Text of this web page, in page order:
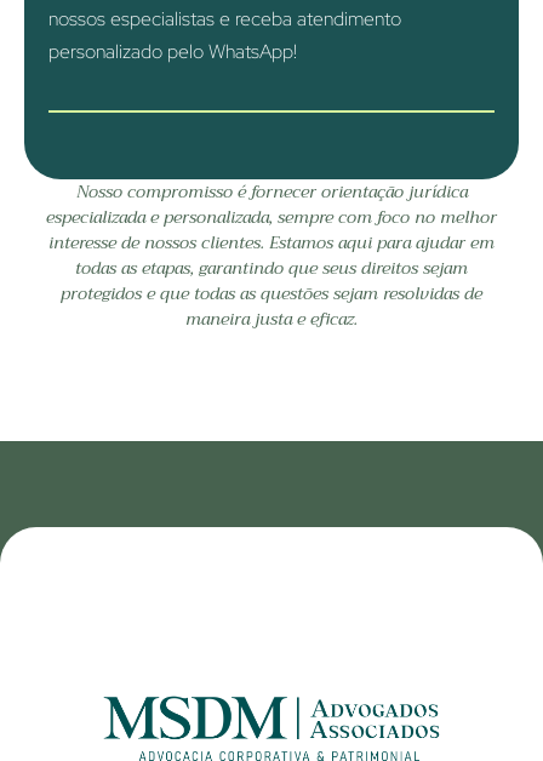
nossos especialistas e receba atendimento
personalizado pelo WhatsApp!
Nosso compromisso é fornecer orientação jurídica
especializada e personalizada, sempre com foco no melhor
interesse de nossos clientes. Estamos aqui para ajudar em
todas as etapas, garantindo que seus direitos sejam
protegidos e que todas as questões sejam resolvidas de
maneira justa e eficaz.